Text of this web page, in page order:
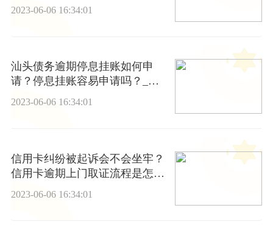
么？
2023-06-06 16:34:01
汕头债务逾期停息挂账如何申
请？停息挂账容易申请吗？_当
前快播
2023-06-06 16:34:01
信用卡纠纷被起诉会不会坐牢？
信用卡逾期上门取证流程是怎样
2023-06-06 16:34:01